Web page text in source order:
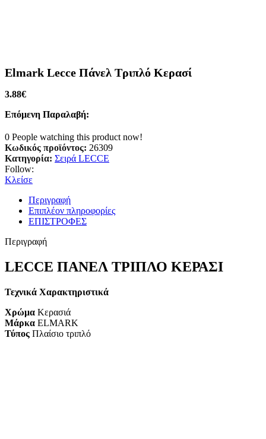
Elmark Lecce Πάνελ Τριπλό Κερασί
3.88€
Επόμενη Παραλαβή:
0 People watching this product now!
Κωδικός προϊόντος: 26309
Κατηγορία: Σειρά LECCE
Follow:
Κλείσε
Περιγραφή
Επιπλέον πληροφορίες
ΕΠΙΣΤΡΟΦΕΣ
Περιγραφή
LECCE ΠΑΝΕΛ ΤΡΙΠΛΟ ΚΕΡΑΣΙ
Τεχνικά Χαρακτηριστικά
Χρώμα Κερασιά
Μάρκα ELMARK
Τύπος Πλαίσιο τριπλό